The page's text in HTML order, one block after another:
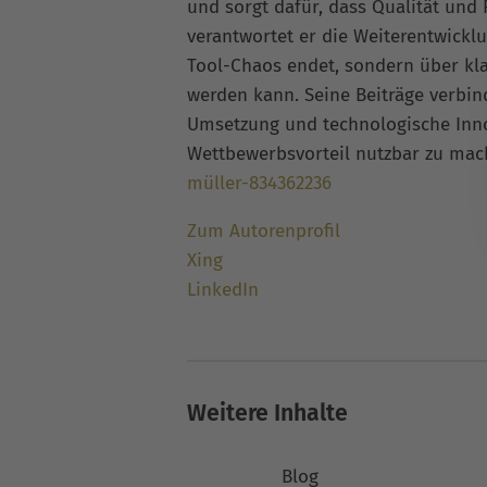
und sorgt dafür, dass Qualität und
verantwortet er die
Tool-Chaos endet, sondern über
werden kann. Seine Beiträge
Umsetzung und technologische
Wettbewerbsvorteil nutzbar zu
müller-834362236
Zum Autorenprofil
Xing
LinkedIn
Weitere Inhalte
Blog